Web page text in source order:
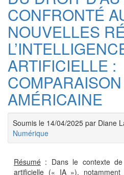
CONFRONTÉ
NOUVELLES
ARTIFICIELLE :
AMÉRICAINE
Soumis le 14/04/2025 par Diane
Numérique
Résumé : Dans le contexte de
artificielle (« IA »),